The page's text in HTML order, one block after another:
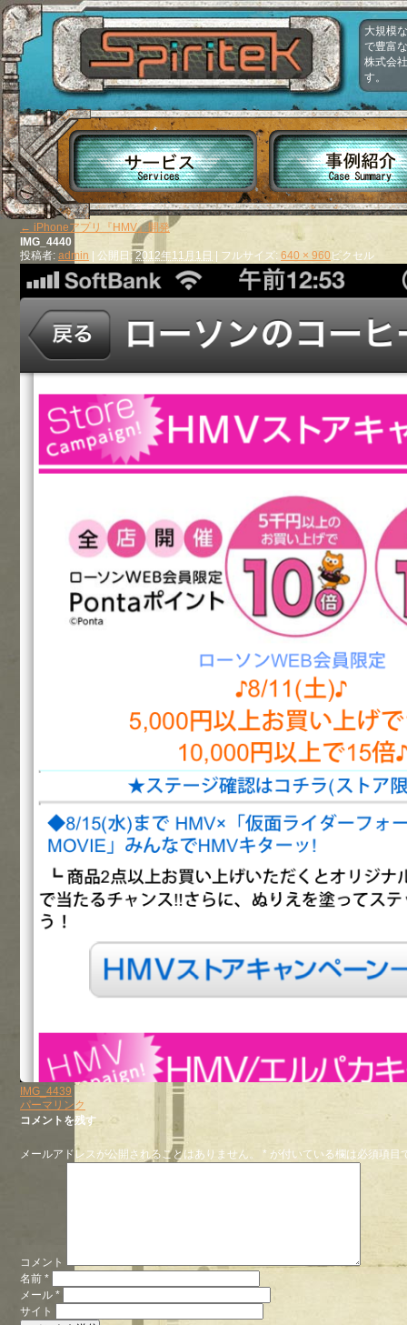
大規模
で豊富
株式会
す。
← iPhoneアプリ『HMV』開発
IMG_4440
投稿者: admin 公開日: 2012年11月1日 フルサイズ: 640 × 960ピクセル
IMG_4439
パーマリンク
コメントを残す
メールアドレスが公開されることはありません。 * が付いている欄は必須項目
コメント
名前 *
メール *
サイト